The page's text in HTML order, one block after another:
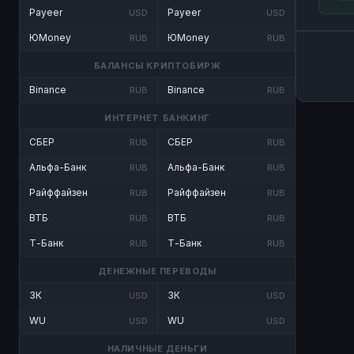
Payeer USD
ЮMoney RUB
Payeer USD
ЮMoney RUB
БАЛАНСЫ КРИПТОБИРЖ
Binance RUB Binance RUB
ИНТЕРНЕТ БАНКИНГ
СБЕР RUB
Альфа-Банк RUB
Райффайзен RUB
ВТБ RUB
Т-Банк RUB
СБЕР RUB
Альфа-Банк RUB
Райффайзен RUB
ВТБ RUB
Т-Банк RUB
ДЕНЕЖНЫЕ ПЕРЕВОДЫ
ЗК USD
WU USD
ЗК USD
WU USD
НАЛИЧНЫЕ ДЕНЬГИ